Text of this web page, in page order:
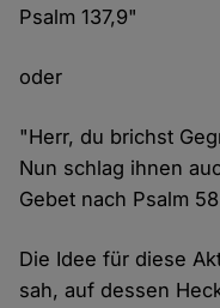
Psalm 137,9"
oder
"Herr, du brichst
Nun schlag ihnen
Gebet nach Psalm
Die Idee für diese
sah, auf dessen